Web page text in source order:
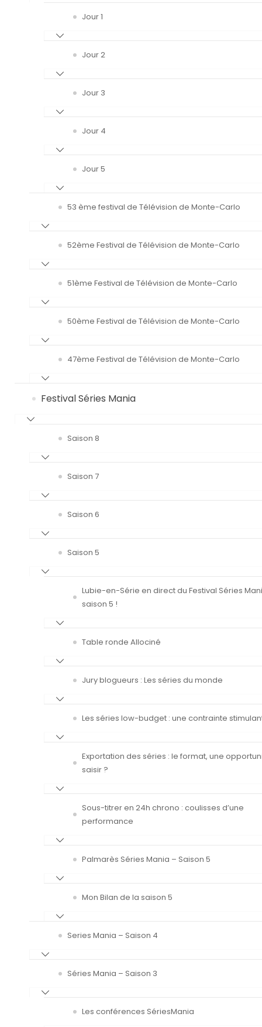
Jour 1
Jour 2
Jour 3
Jour 4
Jour 5
53 ème festival de Télévision de Monte-Carlo
52ème Festival de Télévision de Monte-Carlo
51ème Festival de Télévision de Monte-Carlo
50ème Festival de Télévision de Monte-Carlo
47ème Festival de Télévision de Monte-Carlo
Festival Séries Mania
Saison 8
Saison 7
Saison 6
Saison 5
Lubie-en-Série en direct du Festival Séries
saison 5 !
Table ronde Allociné
Jury blogueurs : Les séries du monde
Les séries low-budget : une contrainte
Exportation des séries : le format, une
saisir ?
Sous-titrer en 24h chrono : coulisses d’une
performance
Palmarès Séries Mania – Saison 5
Mon Bilan de la saison 5
Series Mania – Saison 4
Séries Mania – Saison 3
Les conférences SériesMania